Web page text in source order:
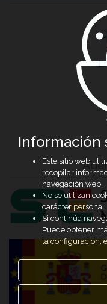
Información
Este sitio web
recopilar
navegación web.
No se utilizan
carácter personal.
Si continúa
Puede obtener
la configuración,